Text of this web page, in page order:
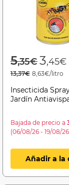
Price
5,35€to
3,45€
13,37€ 8,63€/litro
Insecticida
Jardín
Bajada de precio a
(06/08/26 - 19/08/
Añadir a la